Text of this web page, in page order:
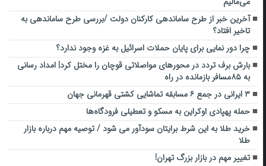
آخرین خبر از طرح ساماندهی کارکنان دولت /بررسی طرح ساماندهی به
تاخیر افتاد؟
چرا دور نمایی برای پایان حملات اسرائیل به غزه وجود ندارد؟
بارش برف تردد در محورهای مواصلاتی قوچان را مختل کرد| امداد رسانی
به ۸۵مسافر بازمانده در راه
۳ ایرانی در جمع ۶ مسابقه تماشایی کشتی قهرمانی جهان
حمله پهپادی اوکراین به مسکو و تعطیلی فرودگاه‌ها
خرید طلا به این شرط برایتان سودآور می شود / توصیه مهم درباره بازار
طلا
تغییر مهم در بازار بزرگ تهران!